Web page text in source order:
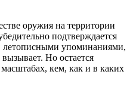
оружия на территории
подтверждается
летописными упоминаниями,
Но остается
кем, как и в каких